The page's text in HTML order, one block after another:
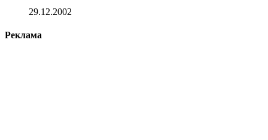
29.12.2002
Реклама